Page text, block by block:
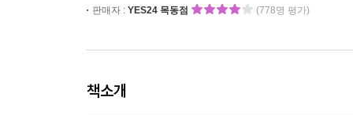
판매자 : YES24 목동점 (778명 평가)
책소개